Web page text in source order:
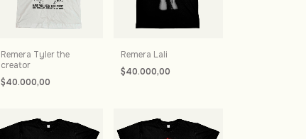
Remera Tyler the
creator
$40.000,00
Remera Lali
$40.000,00